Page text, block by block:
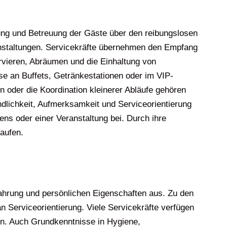
und Betreuung der Gäste über den reibungslosen
Servicekräfte übernehmen den Empfang
Abräumen und die Einhaltung von
an Buffets, Getränkestationen oder im VIP-
die Koordination kleinerer Abläufe gehören
Aufmerksamkeit und Serviceorientierung
oder einer Veranstaltung bei. Durch ihre
und persönlichen Eigenschaften aus. Zu den
Serviceorientierung. Viele Servicekräfte verfügen
Auch Grundkenntnisse in Hygiene,